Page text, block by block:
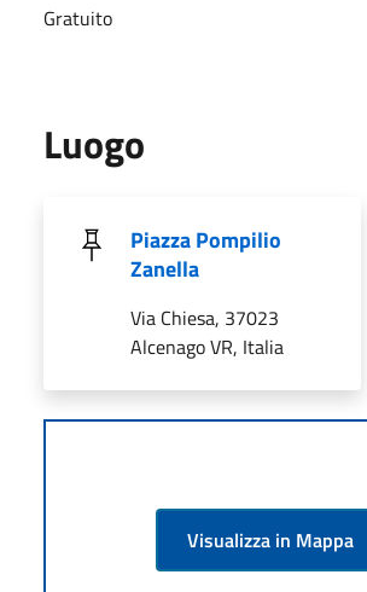
Gratuito
Luogo
Piazza Pompilio
Zanella
Via Chiesa, 37023
Alcenago VR, Italia
Visualizza in Mappa